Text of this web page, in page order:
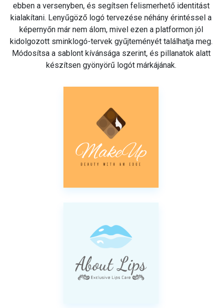
ebben a versenyben, és segítsen felismerhető identitást
kialakítani. Lenyűgöző logó tervezése néhány érintéssel a
képernyőn már nem álom, mivel ezen a platformon jól
kidolgozott sminklogó-tervek gyűjteményét találhatja meg.
Módosítsa a sablont kívánsága szerint, és pillanatok alatt
készítsen gyönyörű logót márkájának.